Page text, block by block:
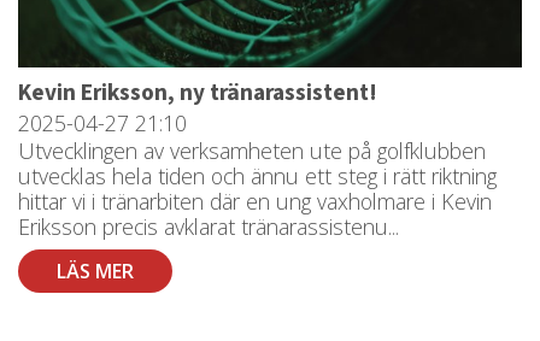
Kevin Eriksson, ny tränarassistent!
2025-04-27 21:10
Utvecklingen av verksamheten ute på golfklubben
utvecklas hela tiden och ännu ett steg i rätt riktning
hittar vi i tränarbiten där en ung vaxholmare i Kevin
Eriksson precis avklarat tränarassistenu...
LÄS MER